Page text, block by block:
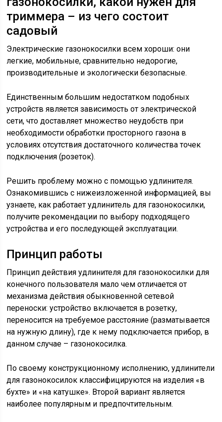
триммера – из чего состоит
садовый
Электрические газонокосилки всем хороши: они
легкие, мобильные, сравнительно недорогие,
производительные и экологически безопасные.
Единственным большим недостатком подобных
устройств является зависимость от электрической
сети, что доставляет множество неудобств при
необходимости обработки просторного газона в
условиях отсутствия достаточного количества точек
подключения (розеток).
Решить проблему можно с помощью удлинителя.
Ознакомившись с нижеизложенной информацией, вы
узнаете, как работает удлинитель для газонокосилки,
получите рекомендации по выбору подходящего
устройства и его последующей эксплуатации.
Принцип работы
Принцип действия удлинителя для газонокосилки для
конечного пользователя мало чем отличается от
механизма действия обыкновенной сетевой
переноски: устройство включается в розетку,
переносится на требуемое расстояние (разматывается
на нужную длину), где к нему подключается прибор, в
данном случае – газонокосилка.
По своему конструкционному исполнению, удлинители
для газонокосилок классифицируются на изделия «в
бухте» и «на катушке». Второй вариант является
наиболее популярным и предпочтительным.